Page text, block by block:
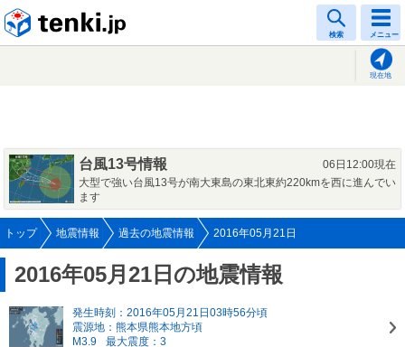
検索 メニュー
現在地
台風13号情報
06日12:00現在
大型で強い台風13号が南大東島の東北東約220kmを西に進んでい
ます
トップ 地震情報 過去の地震情報 2016年05月21日
2016年05月21日の地震情報
発生時刻：2016年05月21日03時56分頃
震源地：熊本県熊本地方頃
M3.9
最大震度：3